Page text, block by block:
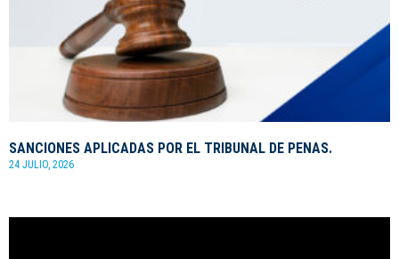
SANCIONES APLICADAS POR EL TRIBUNAL DE PENAS.
24 JULIO, 2026